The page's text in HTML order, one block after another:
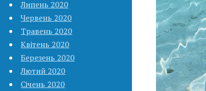
Липень 2020
Червень 2020
Травень 2020
Квітень 2020
Березень 2020
Лютий 2020
Січень 2020